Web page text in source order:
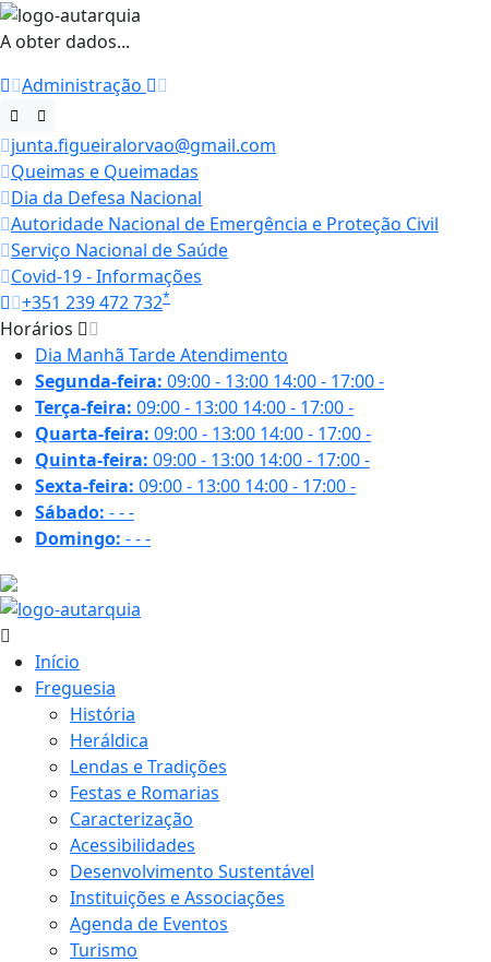
A obter dados...
Administração
junta.figueiralorvao@gmail.com
Queimas e Queimadas
Dia da Defesa Nacional
Autoridade Nacional de Emergência e Proteção Civil
Serviço Nacional de Saúde
Covid-19 - Informações
+351 239 472 732*
Horários
Dia Manhã TardeAtendimento
Segunda-feira: 09:00 - 13:00 14:00 - 17:00-
Terça-feira: 09:00 - 13:00 14:00 - 17:00-
Quarta-feira: 09:00 - 13:00 14:00 - 17:00-
Quinta-feira: 09:00 - 13:00 14:00 - 17:00-
Sexta-feira: 09:00 - 13:00 14:00 - 17:00-
Sábado: ---
Domingo: ---
Início
Freguesia
História
Heráldica
Lendas e Tradições
Festas e Romarias
Caracterização
Acessibilidades
Desenvolvimento Sustentável
Instituições e Associações
Agenda de Eventos
Turismo